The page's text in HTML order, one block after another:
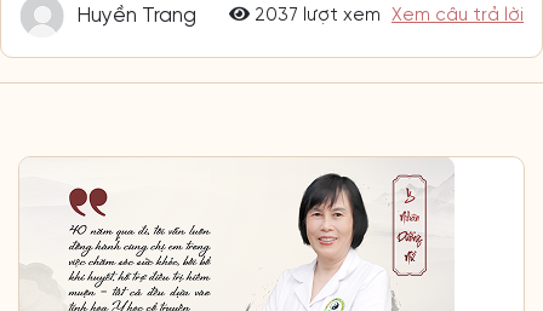
Huyền Trang 2037 lượt xem Xem câu trả lời